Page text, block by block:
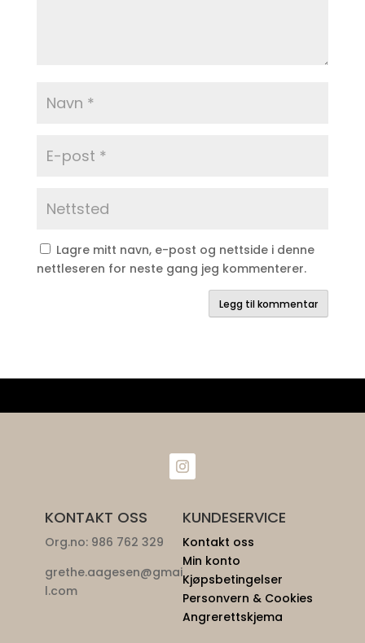
Lagre mitt navn, e-post og nettside i denne
nettleseren for neste gang jeg kommenterer.
KONTAKT OSS
Org.no: 986 762 329
grethe.aagesen@gmai
l.com
KUNDESERVICE
Kontakt oss
Min konto
Kjøpsbetingelser
Personvern & Cookies
Angrerettskjema